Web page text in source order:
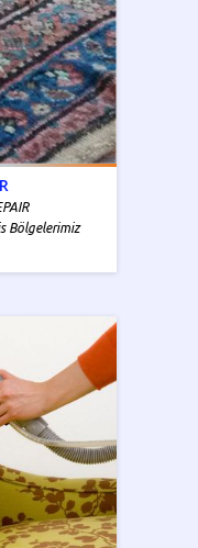
Bölgelerimiz